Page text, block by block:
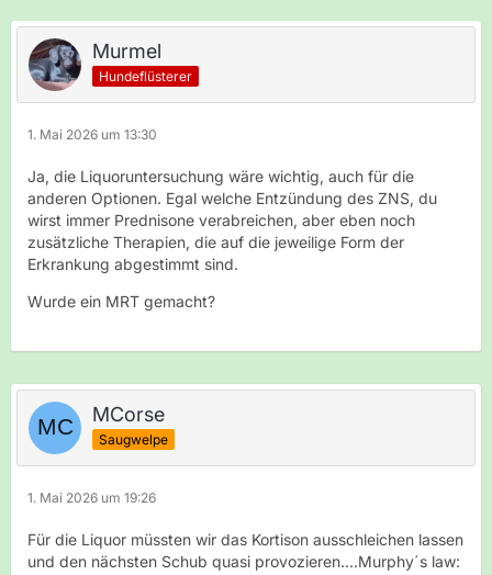
Murmel
Hundeflüsterer
1. Mai 2026 um 13:30
Ja, die Liquoruntersuchung wäre wichtig, auch für die
anderen Optionen. Egal welche Entzündung des ZNS, du
wirst immer Prednisone verabreichen, aber eben noch
zusätzliche Therapien, die auf die jeweilige Form der
Erkrankung abgestimmt sind.
Wurde ein MRT gemacht?
MCorse
Saugwelpe
1. Mai 2026 um 19:26
Für die Liquor müssten wir das Kortison ausschleichen lassen
und den nächsten Schub quasi provozieren....Murphy´s law: